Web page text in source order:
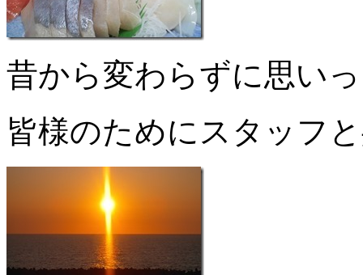
昔から変わらずに思い
皆様のためにスタッフ